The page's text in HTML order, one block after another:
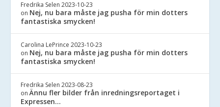
Fredrika Selen 2023-10-23
on Nej, nu bara måste jag pusha för min dotters
fantastiska smycken!
Carolina LePrince 2023-10-23
on Nej, nu bara måste jag pusha för min dotters
fantastiska smycken!
Fredrika Selen 2023-08-23
onÄnnu fler bilder från inredningsreportaget i
Expressen…